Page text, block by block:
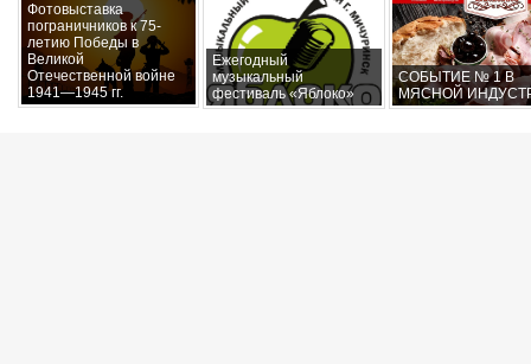
Фотовыставка
пограничников к 75-
летию Победы в
Великой
Отечественной войне
1941—1945 гг.
Ежегодный
музыкальный
фестиваль «Яблоко»
СОБЫТИЕ № 1 В
МЯСНОЙ